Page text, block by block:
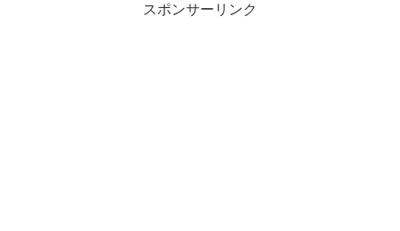
スポンサーリンク